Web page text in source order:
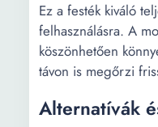
Ez a festék kiváló
felhasználásra. A
köszönhetően
távon is megőrzi
Alternatívák